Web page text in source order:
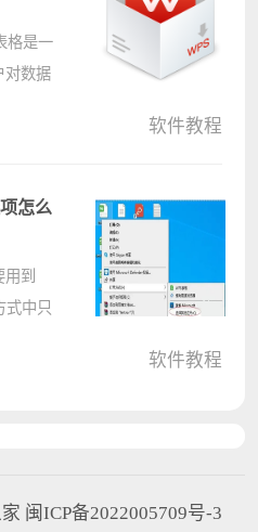
格是一
对数据
看看
软件教程
怎么
到
式中只
软件教程
闽ICP备2022005709号-3